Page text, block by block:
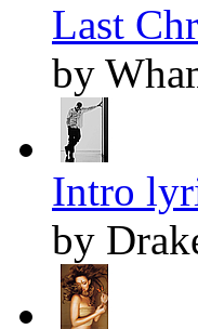
Last
by
Intro
by